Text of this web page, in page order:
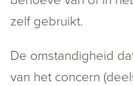
zelf gebruikt.
De omstandigheid
van het concern